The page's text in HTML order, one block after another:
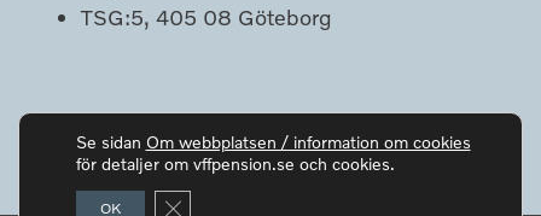
TSG:5, 405 08 Göteborg
Se sidan Om webbplatsen / information om cookies
för detaljer om vffpension.se och cookies.
OK Close GDPR Cookie Banner